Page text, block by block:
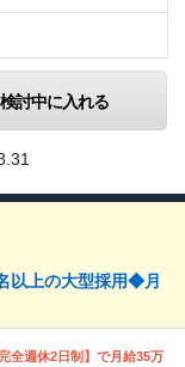
検討中に入れる
以上の大型採用◆月
全週休2日制】で月給35万